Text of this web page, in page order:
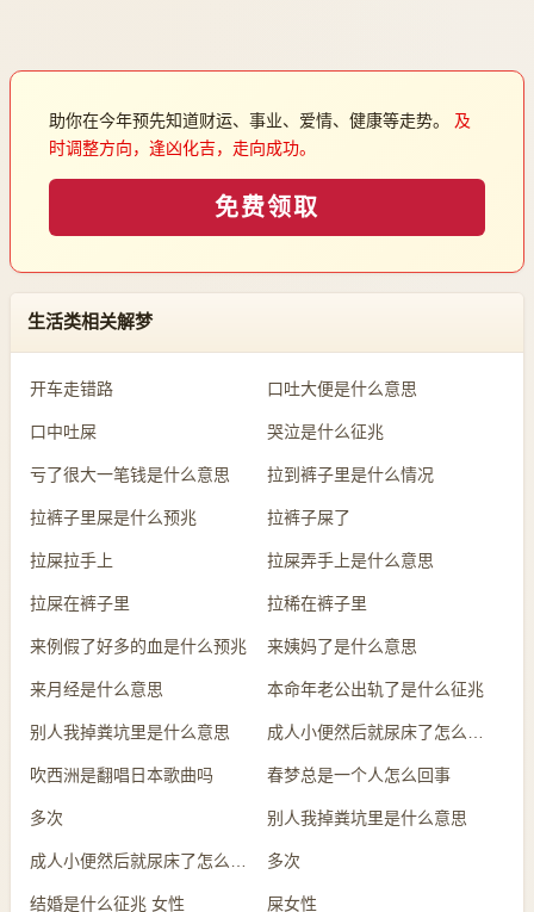
助你在今年预先知道财运、事业、爱情、健康等走势。 及
时调整方向，逢凶化吉，走向成功。
免费领取
生活类相关解梦
开车走错路 口吐大便是什么意思
口中吐屎 哭泣是什么征兆
亏了很大一笔钱是什么意思 拉到裤子里是什么情况
拉裤子里屎是什么预兆 拉裤子屎了
拉屎拉手上 拉屎弄手上是什么意思
拉屎在裤子里 拉稀在裤子里
来例假了好多的血是什么预兆 来姨妈了是什么意思
来月经是什么意思 本命年老公出轨了是什么征兆
别人我掉粪坑里是什么意思
吹西洲是翻唱日本歌曲吗 春梦总是一个人怎么回事
多次 别人我掉粪坑里是什么意思
多次
结婚是什么征兆 女性 屎女性